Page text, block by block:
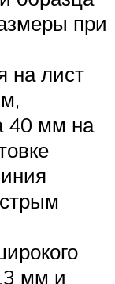
при
на лист
40 мм на
мм и